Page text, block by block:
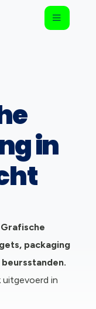
in
Grafische
packaging
uitgevoerd in